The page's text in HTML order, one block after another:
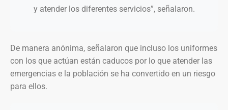
y atender los diferentes servicios”, señalaron.
De manera anónima, señalaron que incluso los uniformes
con los que actúan están caducos por lo que atender las
emergencias e la población se ha convertido en un riesgo
para ellos.